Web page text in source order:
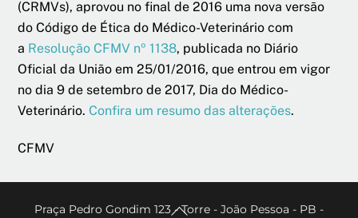
(CRMVs), aprovou no final de 2016 uma nova versão
do Código de Ética do Médico-Veterinário com
a Resolução CFMV nº 1138, publicada no Diário
Oficial da União em 25/01/2016, que entrou em vigor
no dia 9 de setembro de 2017, Dia do Médico-
Veterinário. Confira um resumo das alterações.
CFMV
Back
Praça Pedro Gondim 123 - Torre - João Pessoa - PB -